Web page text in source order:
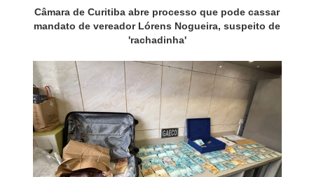
Câmara de Curitiba abre processo que pode cassar
mandato de vereador Lórens Nogueira, suspeito de
'rachadinha'